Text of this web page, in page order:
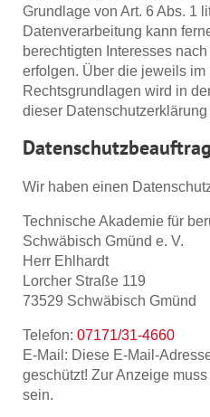
Grundlage von Art. 6 Abs. 1
Datenverarbeitung kann
berechtigten Interesses
erfolgen. Über die jeweils
Rechtsgrundlagen wird in
dieser Datenschutzerklärung
Wir haben einen
Technische Akademie für
Schwäbisch Gmünd e. V.
Herr Ehlhardt
Lorcher Straße 119
73529 Schwäbisch Gmünd
Telefon: 07171/31-4660
E-Mail: Diese E-Mail-
geschützt! Zur Anzeige
sein.